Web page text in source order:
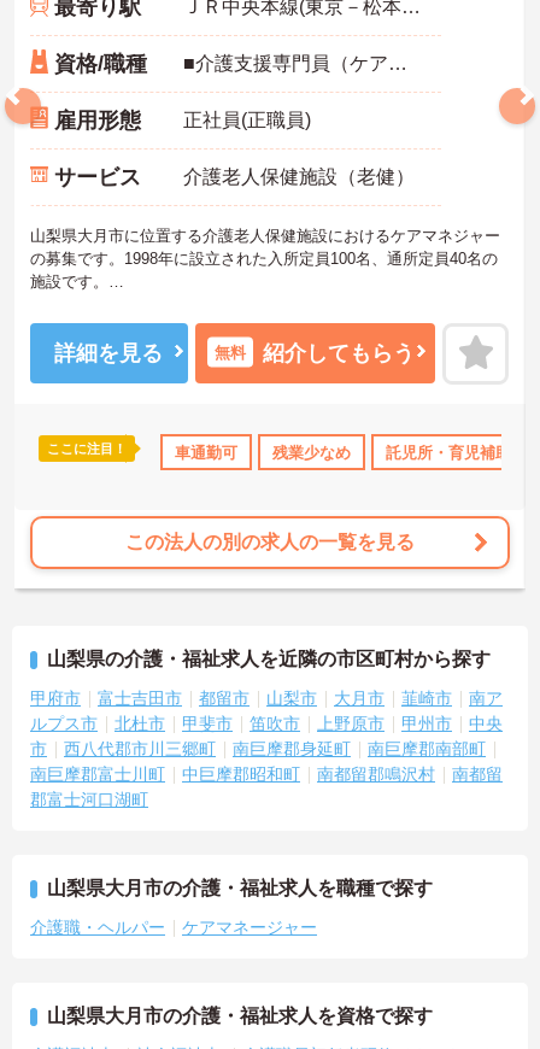
無資格OK ボーナス・賞与あり 社会保険完備 交通費支給
最寄り駅 ＪＲ中央本線(東京－松本)「猿橋駅」バス・車9分
資格/職種 ■介護支援専門員（ケアマネジャー）：必須 ■実務経験：不問 ※PCスキル：基本操作ができる方
雇用形態 正社員(正職員)
サービス 介護老人保健施設（老健）
山梨県大月市に位置する介護老人保健施設におけるケアマネジャー
の募集です。1998年に設立された入所定員100名、通所定員40名の
施設です。
ご勤務いただけます。また、利用可能な託児所があり、子育て世代
の方も安心してご勤務いただけます。
ご興味のある方には、面接対策ポイントなど、さらに詳細をお話し
詳細を見る 無料 紹介してもらう
ここに注目！ 車通勤可 残業少なめ 託児所・育児補助
この法人の別の求人の一覧を見る
山梨県の介護・福祉求人を近隣の市区町村から探す
甲府市 富士吉田市 都留市 山梨市 大月市 韮崎市
南ア
ルプス市
北杜市 甲斐市 笛吹市 上野原市 甲州市
中央
市
西八代郡市川三郷町 南巨摩郡身延町
南巨摩郡南部町
南巨摩郡富士川町
中巨摩郡昭和町 南都留郡鳴沢村
南都留
郡富士河口湖町
山梨県大月市の介護・福祉求人を職種で探す
介護職・ヘルパー ケアマネージャー
山梨県大月市の介護・福祉求人を資格で探す